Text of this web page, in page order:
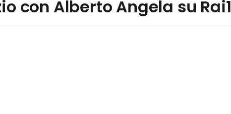
con Alberto Angela su Rai1